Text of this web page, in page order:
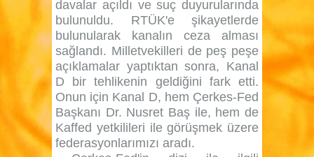
davalar açıldı ve suç duyurularında
bulunuldu. RTÜK'e şikayetlerde
bulunularak kanalın ceza alması
sağlandı. Milletvekilleri de peş peşe
açıklamalar yaptıktan sonra, Kanal
D bir tehlikenin geldiğini fark etti.
Onun için Kanal D, hem Çerkes-Fed
Başkanı Dr. Nusret Baş ile, hem de
Kaffed yetkilileri ile görüşmek üzere
federasyonlarımızı aradı.